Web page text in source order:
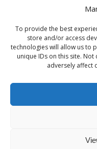
To provide the best
store and/or access
technologies will allow us to
unique IDs on this site.
adversely affect
aleja
58-
+48
© 2026